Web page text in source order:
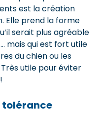
est la création
Elle prend la forme
serait plus agréable
mais qui est fort utile
du chien ou les
utile pour éviter
tolérance